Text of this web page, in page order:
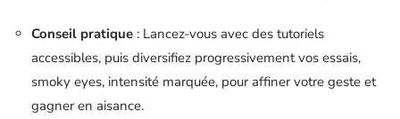
Conseil pratique : Lancez-vous avec des tutoriels
accessibles, puis diversifiez progressivement vos essais,
smoky eyes, intensité marquée, pour affiner votre geste et
gagner en aisance.